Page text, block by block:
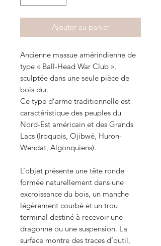
Ajouter au panier
Ancienne massue amérindienne de
type « Ball-Head War Club »,
sculptée dans une seule pièce de
bois dur.
Ce type d’arme traditionnelle est
caractéristique des peuples du
Nord-Est américain et des Grands
Lacs (Iroquois, Ojibwé, Huron-
Wendat, Algonquiens).
L’objet présente une tête ronde
formée naturellement dans une
excroissance du bois, un manche
légèrement courbé et un trou
terminal destiné à recevoir une
dragonne ou une suspension. La
surface montre des traces d’outil,